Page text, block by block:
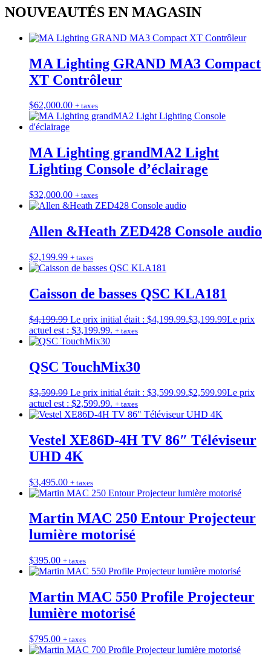
NOUVEAUTÉS EN MAGASIN
MA Lighting GRAND MA3 Compact
XT Contrôleur
$62,000.00 + taxes
MA Lighting grandMA2 Light
Lighting Console d’éclairage
$32,000.00 + taxes
Allen &Heath ZED428 Console audio
$2,199.99 + taxes
Caisson de basses QSC KLA181
$4,199.99 Le prix initial était : $4,199.99.$3,199.99Le prix
actuel est : $3,199.99. + taxes
QSC TouchMix30
$3,599.99 Le prix initial était : $3,599.99.$2,599.99Le prix
actuel est : $2,599.99. + taxes
Vestel XE86D-4H TV 86″ Téléviseur
UHD 4K
$3,495.00 + taxes
Martin MAC 250 Entour Projecteur
lumière motorisé
$395.00 + taxes
Martin MAC 550 Profile Projecteur
lumière motorisé
$795.00 + taxes